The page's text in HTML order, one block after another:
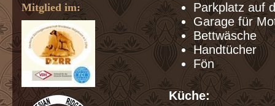
Parkplatz auf
Garage für
Bettwäsche
Handtücher
Fön
Küche:
Mitglied im: